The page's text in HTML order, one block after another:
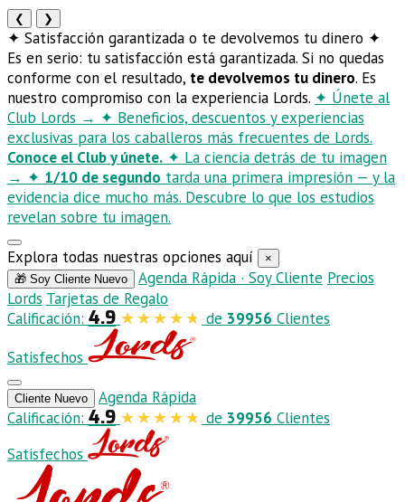
❮ ❯
✦ Satisfacción garantizada o te devolvemos tu dinero ✦
Es en serio: tu satisfacción está garantizada. Si no quedas
conforme con el resultado, te devolvemos tu dinero. Es
nuestro compromiso con la experiencia Lords. ✦ Únete al
Club Lords → ✦ Beneficios, descuentos y experiencias
exclusivas para los caballeros más frecuentes de Lords.
Conoce el Club y únete. ✦ La ciencia detrás de tu imagen
→ ✦ 1/10 de segundo tarda una primera impresión — y la
evidencia dice mucho más. Descubre lo que los estudios
revelan sobre tu imagen.
Explora todas nuestras opciones aquí
×
🎁 Soy Cliente Nuevo
Agenda Rápida · Soy Cliente Precios
Lords Tarjetas de Regalo
Calificación: 4.9 de 39956 Clientes
Satisfechos
Cliente Nuevo
Agenda Rápida
Calificación: 4.9 de 39956 Clientes
Satisfechos